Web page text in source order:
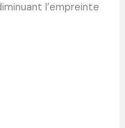
l’empreinte